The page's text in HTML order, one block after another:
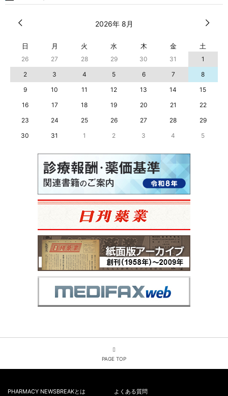
2026年 8月
日 月 火 水 木 金 土
26 27 28 29 30 31
1
2
3 4 5 6 7
8
9
10 11 12 13 14
15
16
17 18 19 20 21
22
23
24 25 26 27 28
29
30
31 1 2 3 4 5
PAGE TOP
PHARMACY NEWSBREAKとは よくある質問